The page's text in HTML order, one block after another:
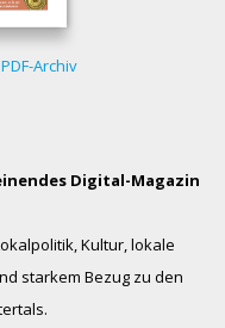
PDF-Archiv
Digital-Magazin
Kultur, lokale
starkem Bezug zu den